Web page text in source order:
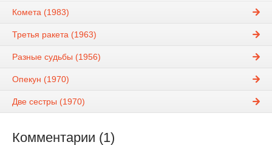
Комета (1983)
Третья ракета (1963)
Разные судьбы (1956)
Опекун (1970)
Две сестры (1970)
Комментарии (1)